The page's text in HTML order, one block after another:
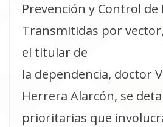
Prevención y Control
Transmitidas por
el titular de
la dependencia, doctor
Herrera Alarcón, se
prioritarias que